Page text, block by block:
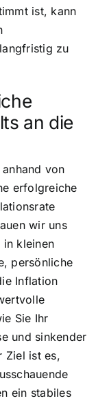
ist, kann
zu
an die
von
erfolgreiche
wir uns
in kleinen
persönliche
Inflation
Sie Ihr
und sinkender
Ziel ist es,
ein stabiles